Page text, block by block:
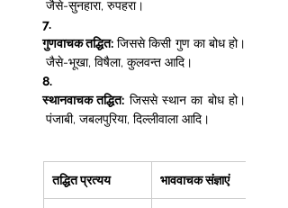
जैसे-सुनहारा, रुपहरा।
7.
गुणवाचक तद्धित: जिससे किसी गुण का बोध हो।
जैसे-भूखा, विषैला, कुलवन्त आदि।
8.
स्थानवाचक तद्धित: जिससे स्थान का बोध हो।
पंजाबी, जबलपुरिया, दिल्लीवाला आदि।
तद्धित प्रत्यय भाववाचक संज्ञाएं